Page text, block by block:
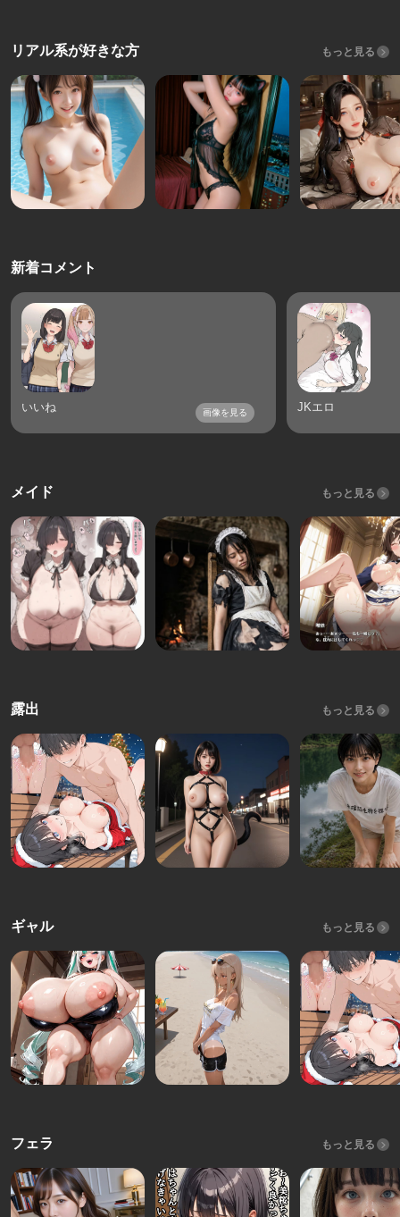
リアル系が好きな方 もっと見る
新着コメント
いいね 画像を見る JKエロ
メイド もっと見る
露出 もっと見る
ギャル もっと見る
フェラ もっと見る